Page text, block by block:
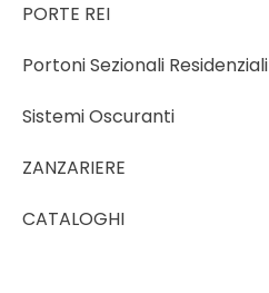
PORTE REI
Portoni Sezionali Residenziali
Sistemi Oscuranti
ZANZARIERE
CATALOGHI